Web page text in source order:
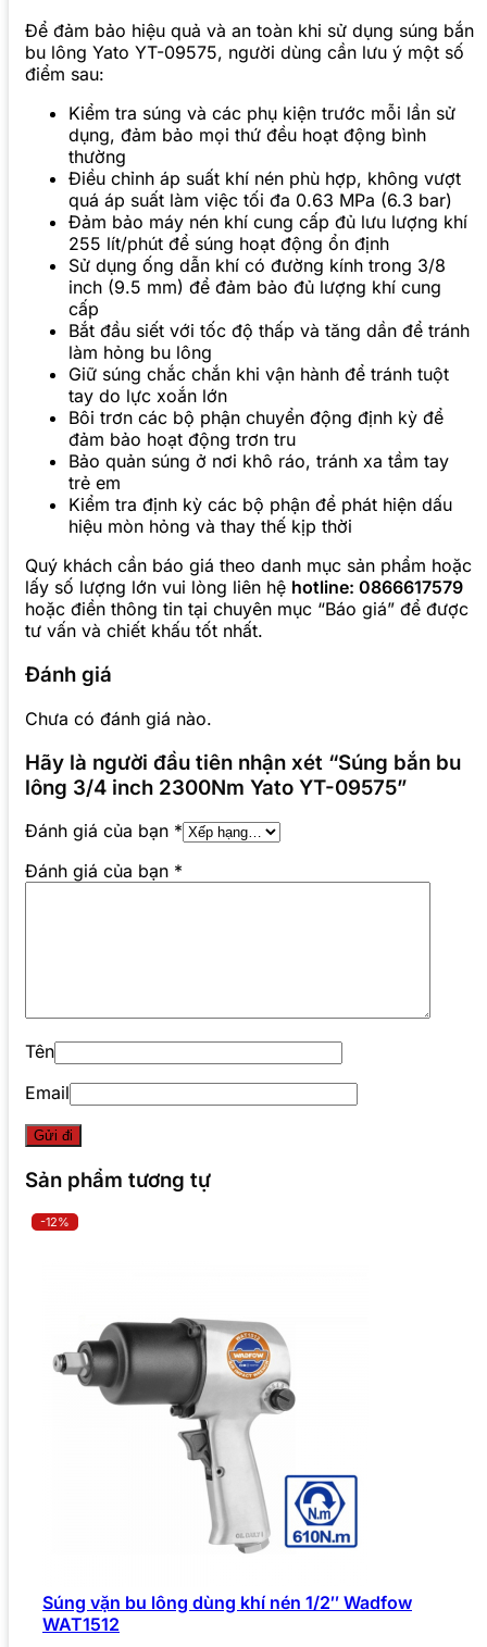
Để đảm bảo hiệu quả và an toàn khi sử dụng súng bắn
bu lông Yato YT-09575, người dùng cần lưu ý một số
điểm sau:
Kiểm tra súng và các phụ kiện trước mỗi lần sử
dụng, đảm bảo mọi thứ đều hoạt động bình
thường
Điều chỉnh áp suất khí nén phù hợp, không vượt
quá áp suất làm việc tối đa 0.63 MPa (6.3 bar)
Đảm bảo máy nén khí cung cấp đủ lưu lượng khí
255 lít/phút để súng hoạt động ổn định
Sử dụng ống dẫn khí có đường kính trong 3/8
inch (9.5 mm) để đảm bảo đủ lượng khí cung
cấp
Bắt đầu siết với tốc độ thấp và tăng dần để tránh
làm hỏng bu lông
Giữ súng chắc chắn khi vận hành để tránh tuột
tay do lực xoắn lớn
Bôi trơn các bộ phận chuyển động định kỳ để
đảm bảo hoạt động trơn tru
Bảo quản súng ở nơi khô ráo, tránh xa tầm tay
trẻ em
Kiểm tra định kỳ các bộ phận để phát hiện dấu
hiệu mòn hỏng và thay thế kịp thời
Quý khách cần báo giá theo danh mục sản phẩm hoặc
lấy số lượng lớn vui lòng liên hệ hotline: 0866617579
hoặc điền thông tin tại chuyên mục “Báo giá” để được
tư vấn và chiết khấu tốt nhất.
Đánh giá
Chưa có đánh giá nào.
Hãy là người đầu tiên nhận xét “Súng bắn bu
lông 3/4 inch 2300Nm Yato YT-09575”
Đánh giá của bạn *
Đánh giá của bạn *
Tên
Email
Sản phẩm tương tự
-12%
Súng vặn bu lông dùng khí nén 1/2″ Wadfow
WAT1512